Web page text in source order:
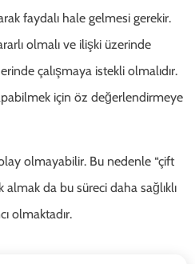
faydalı hale gelmesi gerekir.
olmalı ve ilişki üzerinde
çalışmaya istekli olmalıdır.
için öz değerlendirmeye
olmayabilir. Bu nedenle “çift
da bu süreci daha sağlıklı
olmaktadır.